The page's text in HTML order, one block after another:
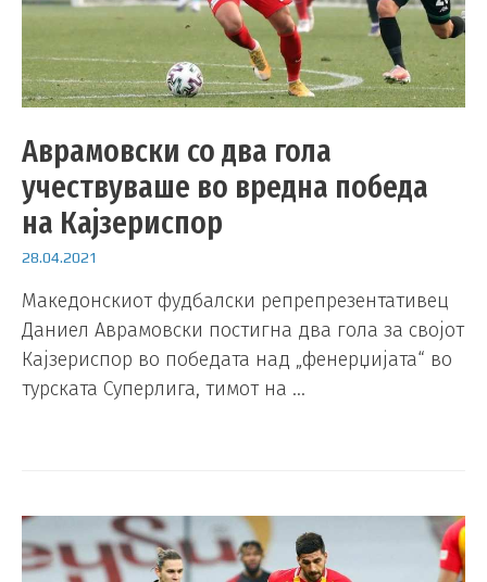
Аврамовски со два гола
учествуваше во вредна победа
на Кајзериспор
28.04.2021
Македонскиот фудбалски репрепрезентативец
Даниел Аврамовски постигна два гола за својот
Кајзериспор во победата над „фенерџијата“ во
турската Суперлига, тимот на …